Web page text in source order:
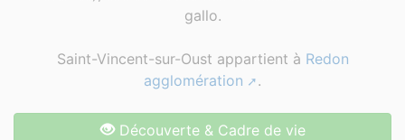
gallo.
Saint-Vincent-sur-Oust appartient à Redon
agglomération
.
Découverte & Cadre de vie